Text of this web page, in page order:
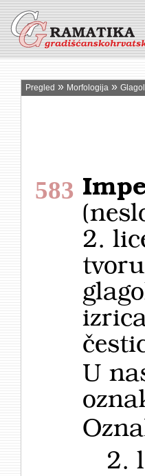
Pregled » Morfologija »
583
2.
U
2.